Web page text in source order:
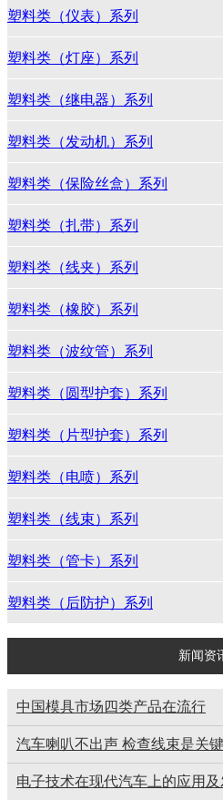
塑料类（仪表）系列
塑料类（灯座）系列
塑料类（继电器）系列
塑料类（发动机）系列
塑料类（保险丝盒）系列
塑料类（扎带）系列
塑料类（线夹）系列
塑料类（橡胶）系列
塑料类（波纹管）系列
塑料类（圆型护套）系列
塑料类（片型护套）系列
塑料类（电喷）系列
塑料类（线束）系列
塑料类（管卡）系列
塑料类（后防护）系列
新闻资
中国模具市场四类产品在流行
汽车喇叭不出声 检查线束是关键
电子技术在现代汽车上的应用